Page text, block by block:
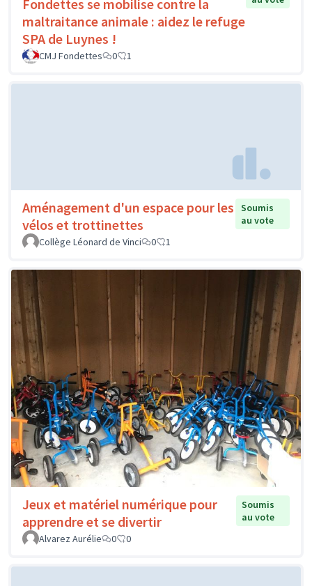
Fondettes se mobilise contre la
maltraitance animale : aidez le refuge
SPA de Luynes !
CMJ Fondettes 0 1
Aménagement d'un espace pour les
vélos et trottinettes
Soumis
au vote
Collège Léonard de Vinci
0 1
Jeux et matériel numérique pour
apprendre et se divertir
Soumis
au vote
Alvarez Aurélie
0 0